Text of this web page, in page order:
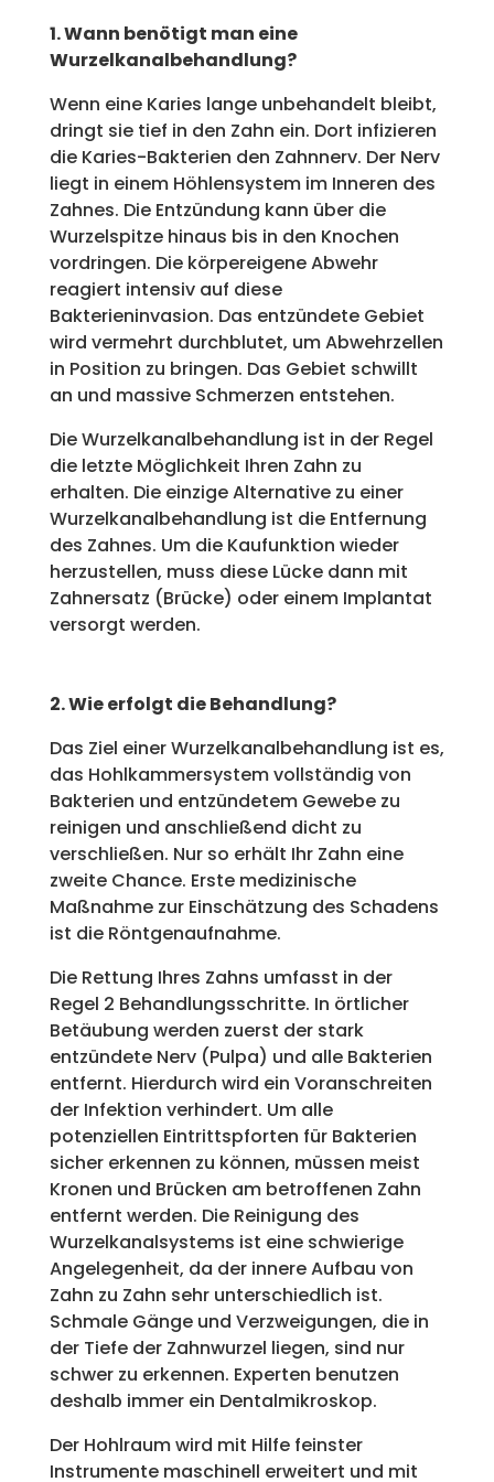
1. Wann benötigt man eine
Wurzelkanalbehandlung?
Wenn eine Karies lange unbehandelt bleibt,
dringt sie tief in den Zahn ein. Dort infizieren
die Karies-Bakterien den Zahnnerv. Der Nerv
liegt in einem Höhlensystem im Inneren des
Zahnes. Die Entzündung kann über die
Wurzelspitze hinaus bis in den Knochen
vordringen. Die körpereigene Abwehr
reagiert intensiv auf diese
Bakterieninvasion. Das entzündete Gebiet
wird vermehrt durchblutet, um Abwehrzellen
in Position zu bringen. Das Gebiet schwillt
an und massive Schmerzen entstehen.
Die Wurzelkanalbehandlung ist in der Regel
die letzte Möglichkeit Ihren Zahn zu
erhalten. Die einzige Alternative zu einer
Wurzelkanalbehandlung ist die Entfernung
des Zahnes. Um die Kaufunktion wieder
herzustellen, muss diese Lücke dann mit
Zahnersatz (Brücke) oder einem Implantat
versorgt werden.
2. Wie erfolgt die Behandlung?
Das Ziel einer Wurzelkanalbehandlung ist es,
das Hohlkammersystem vollständig von
Bakterien und entzündetem Gewebe zu
reinigen und anschließend dicht zu
verschließen. Nur so erhält Ihr Zahn eine
zweite Chance. Erste medizinische
Maßnahme zur Einschätzung des Schadens
ist die Röntgenaufnahme.
Die Rettung Ihres Zahns umfasst in der
Regel 2 Behandlungsschritte. In örtlicher
Betäubung werden zuerst der stark
entzündete Nerv (Pulpa) und alle Bakterien
entfernt. Hierdurch wird ein Voranschreiten
der Infektion verhindert. Um alle
potenziellen Eintrittspforten für Bakterien
sicher erkennen zu können, müssen meist
Kronen und Brücken am betroffenen Zahn
entfernt werden. Die Reinigung des
Wurzelkanalsystems ist eine schwierige
Angelegenheit, da der innere Aufbau von
Zahn zu Zahn sehr unterschiedlich ist.
Schmale Gänge und Verzweigungen, die in
der Tiefe der Zahnwurzel liegen, sind nur
schwer zu erkennen. Experten benutzen
deshalb immer ein Dentalmikroskop.
Der Hohlraum wird mit Hilfe feinster
Instrumente maschinell erweitert und mit